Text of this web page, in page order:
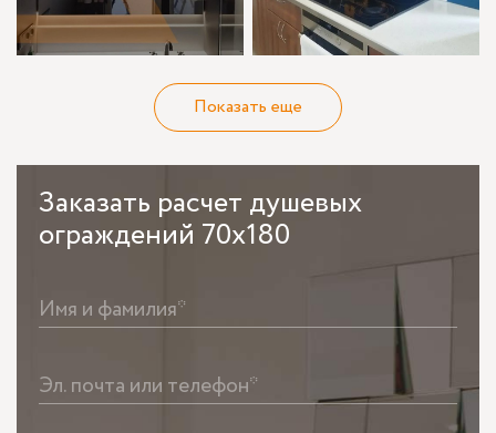
Показать еще
Заказать расчет душевых
ограждений 70x180
Имя и фамилия*
Эл. почта или телефон*